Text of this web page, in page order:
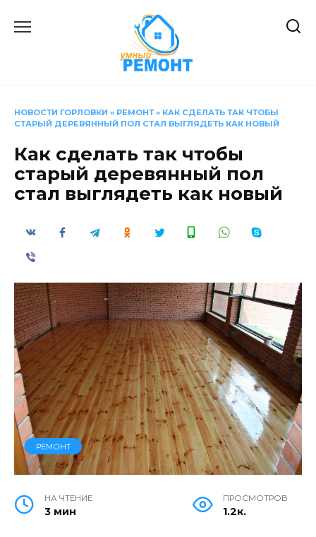
НОВОСТИ ГОРЛОВКИ » РЕМОНТ» КАК СДЕЛАТЬ ТАК ЧТОБЫ
СТАРЫЙ ДЕРЕВЯННЫЙ ПОЛ СТАЛ ВЫГЛЯДЕТЬ КАК НОВЫЙ
Как сделать так чтобы
старый деревянный пол
стал выглядеть как новый
РЕМОНТ
НА ЧТЕНИЕ
3 мин
ПРОСМОТРОВ
1.2к.